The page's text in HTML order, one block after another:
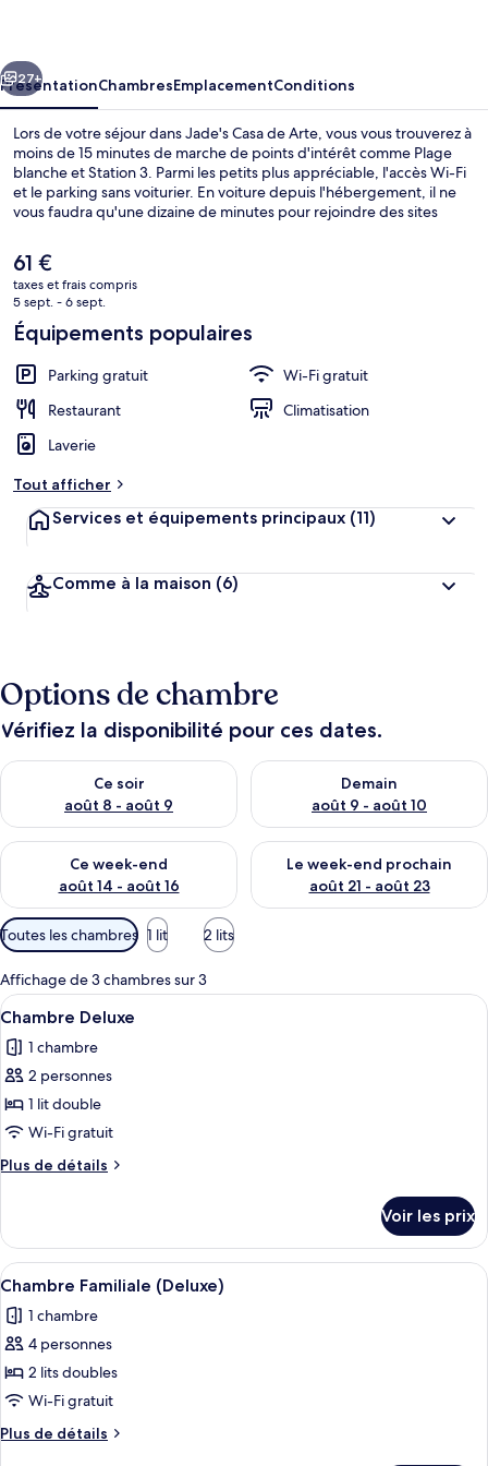
Suivant
27+
PrésentationChambresEmplacementConditions
Lors de votre séjour dans Jade's Casa de Arte, vous vous trouverez à
moins de 15 minutes de marche de points d'intérêt comme Plage
blanche et Station 3. Parmi les petits plus appréciable, l'accès Wi-Fi
et le parking sans voiturier. En voiture depuis l'hébergement, il ne
vous faudra qu'une dizaine de minutes pour rejoindre des sites
Le
prix
actuel
est
de
61 €
taxes et frais compris
5 sept. - 6 sept.
Équipements populaires
Parking gratuit
Wi-Fi gratuit
Restaurant
Climatisation
Laverie
Tout afficher
Services et équipements principaux (11)
Comme à la maison (6)
Options de chambre
Vérifiez la disponibilité pour ces dates.
Ce soir
août 8 - août 9
Vérifier la disponibilité pour ce soir août 8 - août 9
Demain
août 9 - août 10
Vérifier la disponibilité pour
Ce week-end
août 14 - août 16
Vérifier la disponibilité pour ce week-end août 14 - août 16
Le week-end prochain
août 21 - août 23
Vérifier la disponibilité pour
Filtres
disponibles
pour
les
chambres
Toutes les chambres 1 lit 2 lits
Affichage de 3 chambres sur 3
Afficher
toutes
les
photos
pour
ce
type
de
Chambre
Deluxe
Une chambre d’hôtel avec un lit, un
4
Chambre Deluxe
1 chambre
2 personnes
1 lit double
Wi-Fi gratuit
Plus de détails
Plus
le
type
de
Chambre
Deluxe
Voir les prix
Afficher
toutes
les
photos
pour
ce
type
de
Une chambre avec un lit, une
8
Chambre Familiale (Deluxe)
1 chambre
4 personnes
2 lits doubles
Wi-Fi gratuit
Plus de détails
Plus